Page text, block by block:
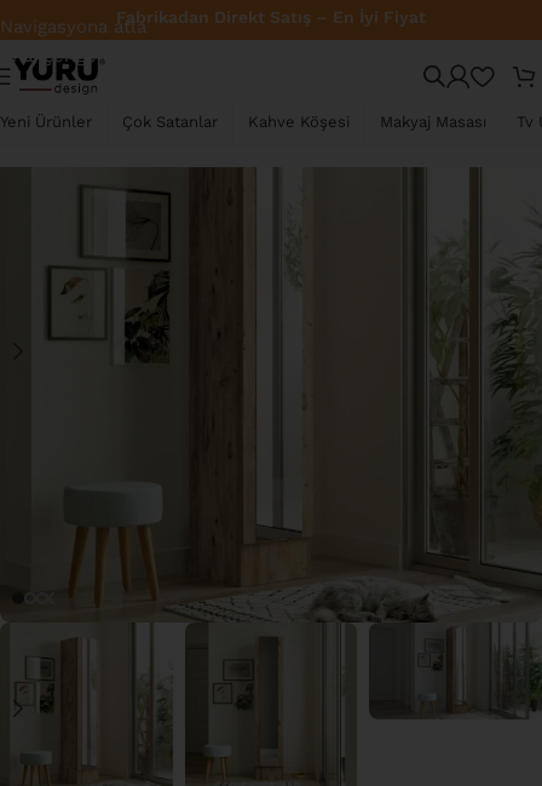
Navigasyona atla
Ana içeriğe atla
Fabrikadan Direkt Satış – En İyi Fiyat
Yeni Ürünler Çok Satanlar Kahve Köşesi Makyaj Masası Tv